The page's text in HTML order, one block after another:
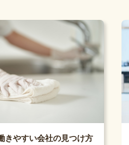
きやすい会社の見つけ方